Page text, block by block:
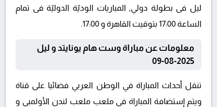
ليل فى بطولة دولي, المباريات الوديّة الدوليّة فى تمام
الساعة 17:00 بتوقيت القاهرة و 17:00.
معلومات عن مباراة وست هام يونايتد و ليل
2025-08-09
تنقل أحداث المباراة في الوطن العربي فضائيا على قناة
ويتم إستضافة المباراة في ملعب ملعب لندن الأولمبي و